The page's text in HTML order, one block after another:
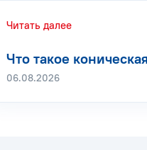
Читать далее
Что такое
06.08.2026